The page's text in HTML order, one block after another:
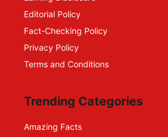
Editorial Policy
Fact-Checking Policy
Privacy Policy
Terms and Conditions
Trending Categories
Amazing Facts